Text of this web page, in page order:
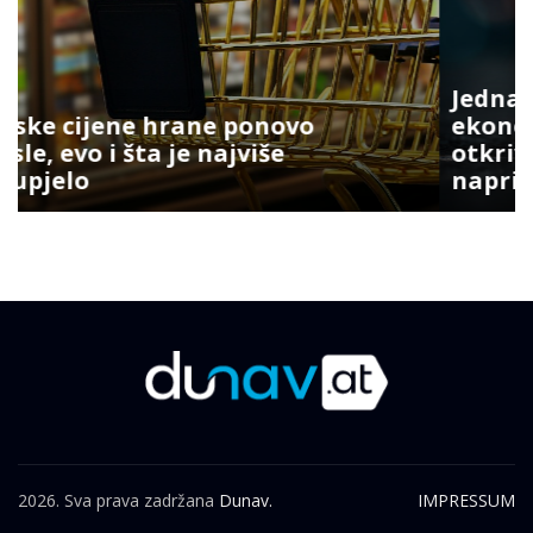
Jedna zemlja drži gotovo četvrtinu
ekonomije EU: Novi podaci
otkrivaju ko vuče kontinent
naprijed
2026. Sva prava zadržana Dunav. IMPRESSUM